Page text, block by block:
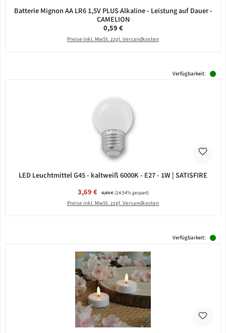
Batterie Mignon AA LR6 1,5V PLUS Alkaline - Leistung auf Dauer -
CAMELION
Regulärer Preis:
0,59 €
Preise inkl. MwSt. zzgl. Versandkosten
Verfügbarkeit:
LED Leuchtmittel G45 - kaltweiß 6000K - E27 - 1W | SATISFIRE
Verkaufspreis:
3,69 € Regulärer Preis:
4,89 €(24.54% gespart)
Preise inkl. MwSt. zzgl. Versandkosten
Verfügbarkeit: